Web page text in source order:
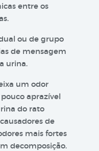
entre os
ou de grupo
de mensagem
urina.
um odor
aprazível
do rato
de
mais fortes
decomposição.